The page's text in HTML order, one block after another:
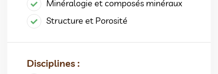
Minéralogie et composés minéraux
Structure et Porosité
Disciplines :